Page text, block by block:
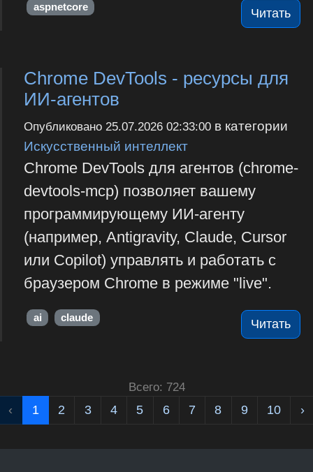
Читать
aspnetcore
Chrome DevTools - ресурсы для
ИИ-агентов
Опубликовано 25.07.2026 02:33:00в категории
Искусственный интеллект
Chrome DevTools для агентов (chrome-
devtools-mcp) позволяет вашему
программирующему ИИ-агенту
(например, Antigravity, Claude, Cursor
или Copilot) управлять и работать с
браузером Chrome в режиме "live".
Читать
ai claude
Всего: 724
‹ 1 2 3 4 5 6 7 8 9 10 ›